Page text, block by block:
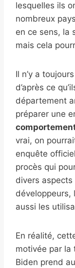
lesquelles ils
nombreux
en ce sens, la
mais cela
Il n’y a
d’après ce
département
préparer une
vrai, on
enquête
procès qui
divers
développeurs,
aussi les
En réalité,
motivée par la
Biden prend